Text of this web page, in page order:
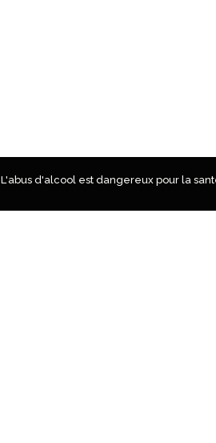
d'alcool est dangereux pour la